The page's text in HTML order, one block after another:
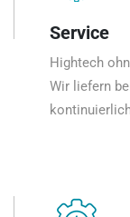
Service
Hightech
Wir liefern